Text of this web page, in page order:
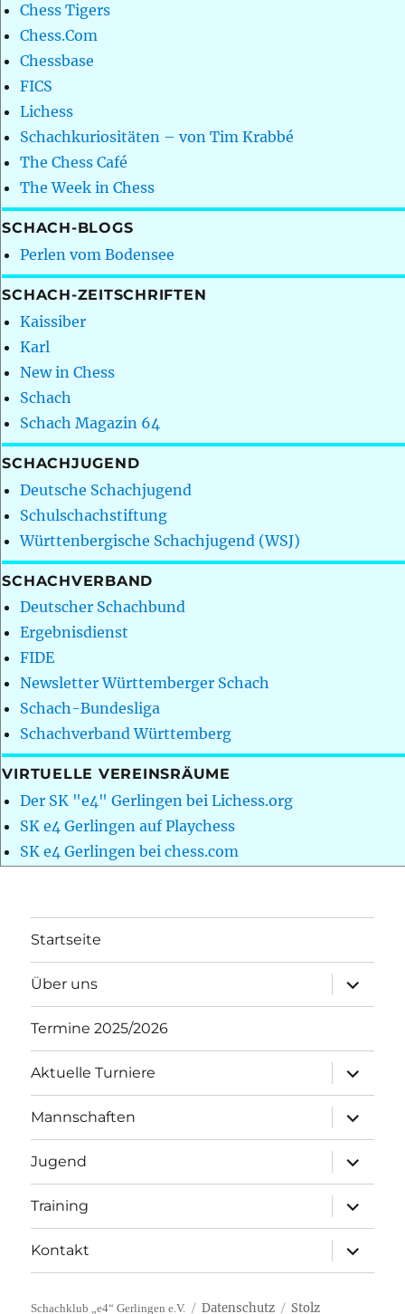
Chess Tigers
Chess.Com
Chessbase
FICS
Lichess
Schachkuriositäten – von Tim Krabbé
The Chess Café
The Week in Chess
SCHACH-BLOGS
Perlen vom Bodensee
SCHACH-ZEITSCHRIFTEN
Kaissiber
Karl
New in Chess
Schach
Schach Magazin 64
SCHACHJUGEND
Deutsche Schachjugend
Schulschachstiftung
Württenbergische Schachjugend (WSJ)
SCHACHVERBAND
Deutscher Schachbund
Ergebnisdienst
FIDE
Newsletter Württemberger Schach
Schach-Bundesliga
Schachverband Württemberg
VIRTUELLE VEREINSRÄUME
Der SK "e4" Gerlingen bei Lichess.org
SK e4 Gerlingen auf Playchess
SK e4 Gerlingen bei chess.com
Startseite
Über uns
öffnen
Termine 2025/2026
Aktuelle Turniere
öffnen
Mannschaften
öffnen
Jugend
öffnen
Training
öffnen
Kontakt
öffnen
Schachklub „e4“ Gerlingen e.V. Datenschutz Stolz